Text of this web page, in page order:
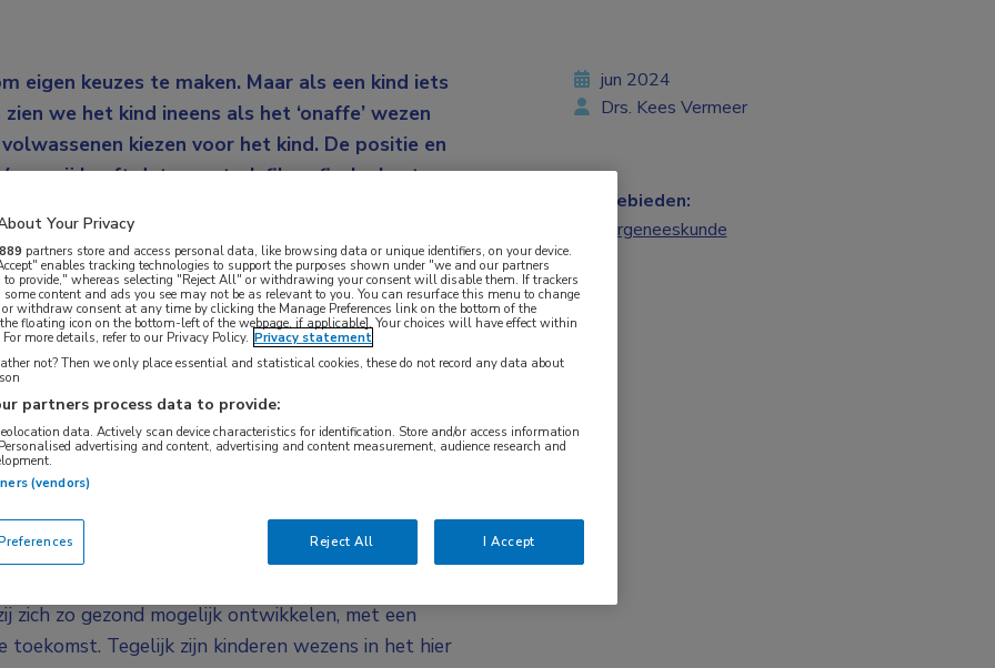
eigen keuzes te maken. Maar als een kind iets
we het kind ineens als het ‘onaffe’ wezen
kiezen voor het kind. De positie en
mij heeft dat een sterk filosofische kant:
in de kindergeneeskunde nauwelijks
ethicus prof. dr. Martine de Vries (LUMC). Zij is 2
hoofd van de afdeling Ethiek en Recht.
Ethiek en Gezondheid (CEG), een
en de Raad voor Volksgezondheid &
geneeskunde gecombineerd. Bij mijn opleiding
de vraag stellen: waarom zijn er
kleine volwassenen, hun lichaam is anders en
zijn. Maar voor De Vries is dat niet het
fysiek anders: het zijn wezens die op weg zijn
zich zo gezond mogelijk ontwikkelen, met een
toekomst. Tegelijk zijn kinderen wezens in het hier
jun 2024
Drs. Kees Vermeer
Vakgebieden:
Kindergeneeskunde
Your Privacy
889 partners store and access personal data, like browsing data or unique identifiers, on your device.
enables tracking technologies to support the purposes shown under "we and our partners
to provide," whereas selecting "Reject All" or withdrawing your consent will disable them. If trackers
some content and ads you see may not be as relevant to you. You can resurface this menu to change
or withdraw consent at any time by clicking the Manage Preferences link on the bottom of the
floating icon on the bottom-left of the webpage, if applicable]. Your choices will have effect within
more details, refer to our Privacy Policy. Privacy statement
not? Then we only place essential and statistical cookies, these do not record any data about
partners process data to provide:
data. Actively scan device characteristics for identification. Store and/or access information
advertising and content, advertising and content measurement, audience research and
(vendors)
Reject All I Accept